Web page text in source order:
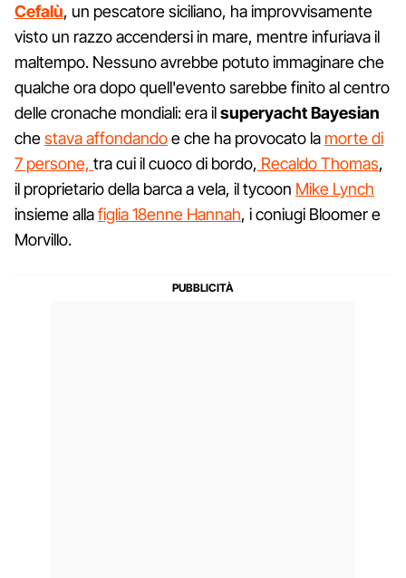
Cefalù, un pescatore siciliano, ha improvvisamente
visto un razzo accendersi in mare, mentre infuriava il
maltempo. Nessuno avrebbe potuto immaginare che
qualche ora dopo quell'evento sarebbe finito al centro
delle cronache mondiali: era ilsuperyachtBayesian
chestava affondandoe che ha provocato la morte di
7 persone, tra cui il cuoco di bordo, Recaldo Thomas,
il proprietario della barca a vela, il tycoon Mike Lynch
insieme allafiglia 18enne Hannah, i coniugi Bloomer e
Morvillo.